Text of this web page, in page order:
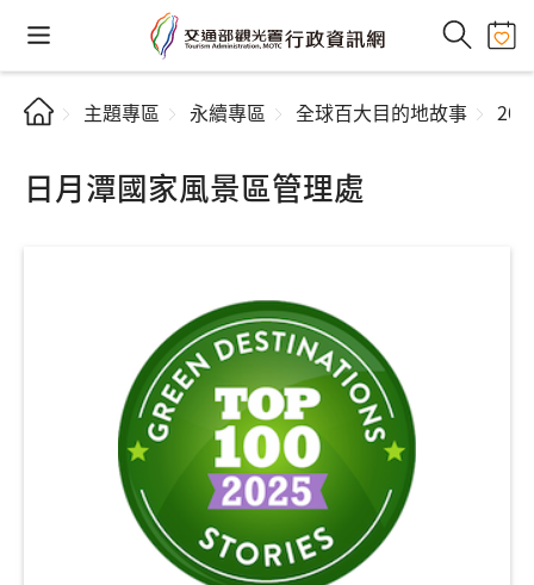
主題專區 永續專區 全球百大目的地故事
日月潭國家風景區管理處